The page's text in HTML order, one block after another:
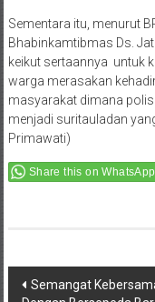
Sementara itu, menurut
Bhabinkamtibmas Ds.
keikut sertaannya untuk
warga merasakan
masyarakat dimana
menjadi suritauladan
Primawati)
Share this on WhatsApp
Post
Semangat